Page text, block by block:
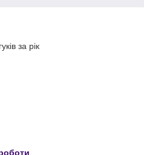
за рік